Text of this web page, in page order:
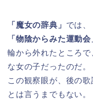
「魔女の辞典」 では、
「物陰からみた運動会
輪から外れたところ
な女の子だったのだ。
この観察眼が、後の
とは言うまでもない。